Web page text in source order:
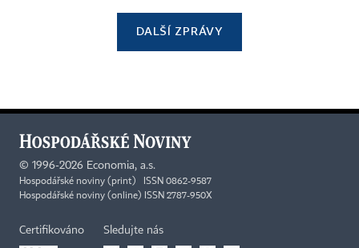
DALŠÍ ZPRÁVY
© 1996-2026 Economia, a.s.
Hospodářské noviny (print) ISSN 0862-9587
Hospodářské noviny (online) ISSN 2787-950X
Certifikováno Sledujte nás